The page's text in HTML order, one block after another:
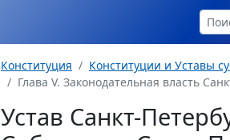
Конституция Конституции и Уставы
Глава V. Законодательная власть
Устав Санкт-